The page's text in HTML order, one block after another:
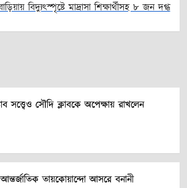
বিদ্যুৎস্পৃষ্টে মাদ্রাসা শিক্ষার্থীসহ ৮ জন দগ্ধ
সত্ত্বেও সৌদি ক্লাবকে অপেক্ষায় রাখলেন
আন্তর্জাতিক তায়কোয়ান্দো আসরে বনানী